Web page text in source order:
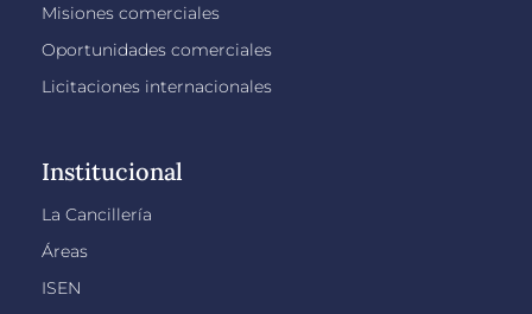
Misiones comerciales
Oportunidades comerciales
Licitaciones internacionales
Institucional
La Cancillería
Áreas
ISEN